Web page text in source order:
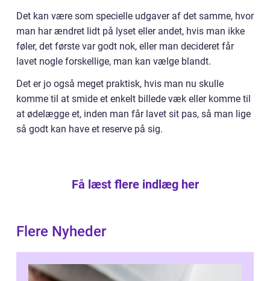
Det kan være som specielle udgaver af det samme, hvor
man har ændret lidt på lyset eller andet, hvis man ikke
føler, det første var godt nok, eller man decideret får
lavet nogle forskellige, man kan vælge blandt.
Det er jo også meget praktisk, hvis man nu skulle
komme til at smide et enkelt billede væk eller komme til
at ødelægge et, inden man får lavet sit pas, så man lige
så godt kan have et reserve på sig.
Få læst flere indlæg her
Flere Nyheder